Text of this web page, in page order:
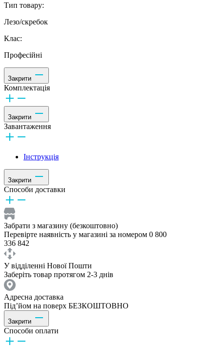
Тип товару:
Лезо/скребок
Клас:
Професійні
Закрити
Комплектація
Закрити
Завантаження
Інструкція
Закрити
Способи доставки
Забрати з магазину (безкоштовно)
Перевірте наявність у магазині за номером 0 800
336 842
У відділенні Нової Пошти
Заберіть товар протягом 2-3 днів
Адресна доставка
Під’йом на поверх БЕЗКОШТОВНО
Закрити
Способи оплати